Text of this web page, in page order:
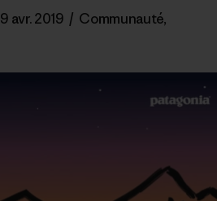
9 avr. 2019 / Communauté,